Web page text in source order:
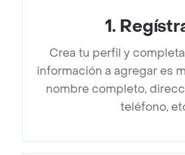
1.
Crea tu perfil y
información a agregar es
nombre completo,
teléfono,